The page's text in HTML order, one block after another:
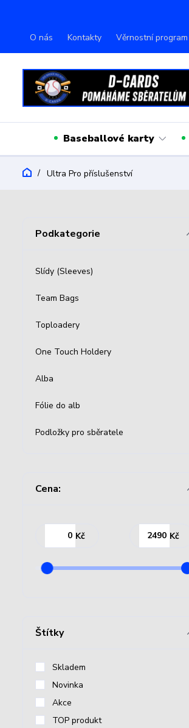
O nás Kontakty Věrnostní program
Baseballové karty
Ultra Pro příslušenství
Podkategorie
Slídy (Sleeves)
Team Bags
Toploadery
One Touch Holdery
Alba
Fólie do alb
Podložky pro sběratele
Cena:
Kč Kč
Štítky
Skladem
Novinka
Akce
TOP produkt